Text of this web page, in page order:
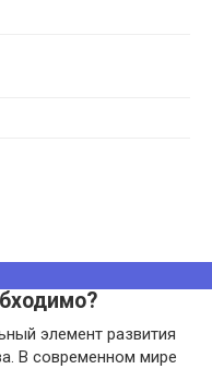
элемент развития
В современном мире